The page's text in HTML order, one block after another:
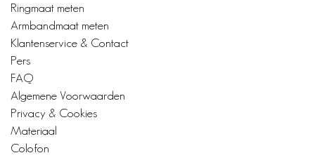
Ringmaat meten
Armbandmaat meten
Klantenservice & Contact
Pers
FAQ
Algemene Voorwaarden
Privacy & Cookies
Materiaal
Colofon